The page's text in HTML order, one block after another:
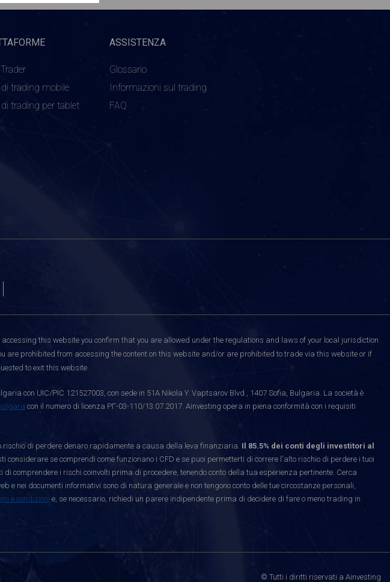
trading mobile
trading per tablet
ASSISTENZA
Glossario
Informazioni sul trading
FAQ
accessing this website you confirm that you are allowed under the regulations and laws of your local jurisdiction
are prohibited from accessing the content on this website and/or are prohibited to trade via this website or if
to exit this website.
con UIC/PIC 121527003, con sede in 51A Nikola Y. Vaptsarov Blvd., 1407 Sofia, Bulgaria. La società è
con il numero di licenza РГ-03-110/13.07.2017. Ainvesting opera in piena conformità con i requisiti
rischio di perdere denaro rapidamente a causa della leva finanziaria. Il 85.5% dei conti degli investitori al
considerare se comprendi come funzionano i CFD e se puoi permetterti di correre l'alto rischio di perdere i tuoi
comprendere i rischi coinvolti prima di procedere, tenendo conto della tua esperienza pertinente. Cerca
e nei documenti informativi sono di natura generale e non tengono conto delle tue circostanze personali,
e condizioni e, se necessario, richiedi un parere indipendente prima di decidere di fare o meno trading in
© Tutti i diritti riservati a Ainvesting